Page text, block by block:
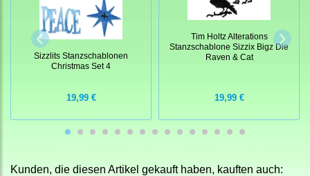
Sizzlits Stanzschablonen
Christmas Set 4
19,99 €
Tim Holtz Alterations
Stanzschablone Sizzix Bigz Die
Raven & Cat
19,99 €
Kunden, die diesen Artikel gekauft haben, kauften auch: